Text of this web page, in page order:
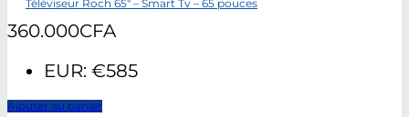
Téléviseur Roch 65″ – Smart Tv – 65 pouces
360.000CFA
EUR: €585
Ajouter au panier